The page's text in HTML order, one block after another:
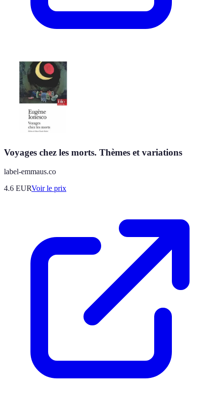
Voyages chez les morts. Thèmes et variations
label-emmaus.co
4.6 EURVoir le prix